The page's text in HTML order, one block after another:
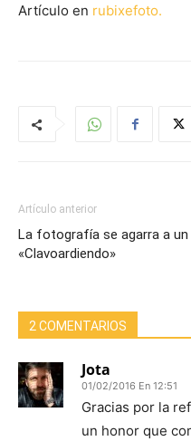
Artículo en rubixefoto.
Artículo anterior
La fotografía se agarra a un
«Clavoardiendo»
2 COMENTARIOS
Jota
01/02/2016 En 12:51
Gracias por la
un honor que